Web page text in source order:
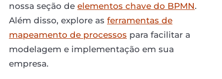
nossa seção de elementos chave do BPMN.
Além disso, explore as ferramentas de
mapeamento de processos para facilitar a
modelagem e implementação em sua
empresa.